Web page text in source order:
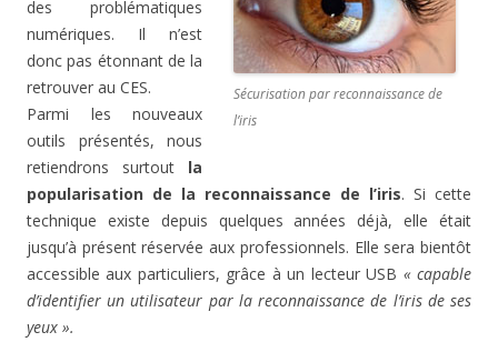
Sécurisation par reconnaissance de
l’iris
des problématiques
numériques. Il n’est
donc pas étonnant de la
retrouver au CES.
Parmi les nouveaux
outils présentés, nous
retiendrons surtout la
popularisation de la reconnaissance de l’iris. Si cette
technique existe depuis quelques années déjà, elle était
jusqu’à présent réservée aux professionnels. Elle sera bientôt
accessible aux particuliers, grâce à un lecteur USB « capable
d’identifier un utilisateur par la reconnaissance de l’iris de ses
yeux ».